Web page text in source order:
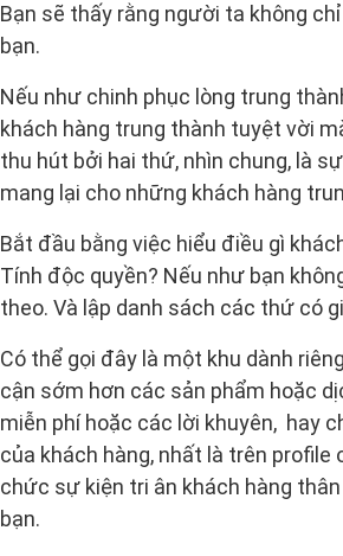
Bạn sẽ thấy rằng người ta không
bạn.
Nếu như chinh phục lòng trung
khách hàng trung thành tuyệt vời
thu hút bởi hai thứ, nhìn chung, là
mang lại cho những khách hàng
Bắt đầu bằng việc hiểu điều gì
Tính độc quyền? Nếu như bạn
theo. Và lập danh sách các thứ có
Có thể gọi đây là một khu dành
cận sớm hơn các sản phẩm hoặc
miễn phí hoặc các lời khuyên, hay
của khách hàng, nhất là trên profile
chức sự kiện tri ân khách hàng
bạn.